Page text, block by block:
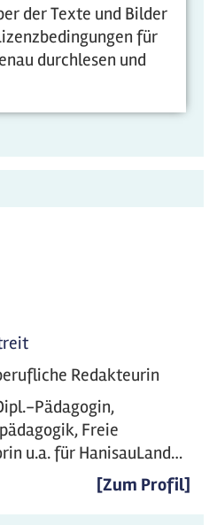
der Texte und Bilder
für
durchlesen und
Redakteurin
Pädagogin,
Freie
u.a. für HanisauLand…
[Zum Profil]